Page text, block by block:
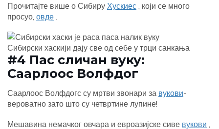
Прочитајте више о Сибиру Хускиес , који се много
просуо, овде
Сибирски хаскији дају све од себе у трци санкања
#4 Пас сличан вуку:
Саарлоос Волфдог
Саарлоос Волфдогс су мртви звонари за вукови-
вероватно зато што су четвртине лупине!
Мешавина немачког овчара и евроазијске сиве вукови